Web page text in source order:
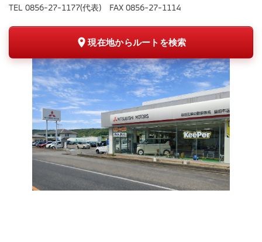
TEL 0856-27-1177(代表) FAX 0856-27-1114
現在地からルートを検索